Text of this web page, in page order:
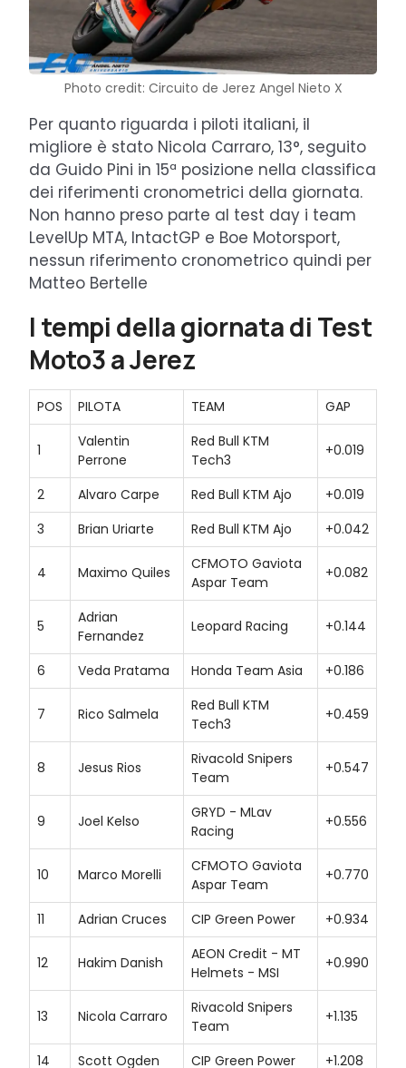
Photo credit: Circuito de Jerez Angel Nieto X
Per quanto riguarda i piloti italiani, il
migliore è stato Nicola Carraro, 13°, seguito
da Guido Pini in 15ª posizione nella classifica
dei riferimenti cronometrici della giornata.
Non hanno preso parte al test day i team
LevelUp MTA, IntactGP e Boe Motorsport,
nessun riferimento cronometrico quindi per
Matteo Bertelle
I tempi della giornata di Test
Moto3 a Jerez
POS PILOTA TEAM GAP
1
Valentin
Perrone
Red Bull KTM
Tech3
+0.019
2 Alvaro Carpe Red Bull KTM Ajo
+0.019
3
Brian Uriarte Red Bull KTM Ajo +0.042
4 Maximo Quiles
CFMOTO Gaviota
Aspar Team
+0.082
5
Adrian
Fernandez
Leopard Racing +0.144
6 Veda Pratama Honda Team Asia +0.186
7 Rico Salmela
Red Bull KTM
Tech3
+0.459
8 Jesus Rios
Rivacold Snipers
Team
+0.547
9 Joel Kelso
GRYD - MLav
Racing
+0.556
10 Marco Morelli
CFMOTO Gaviota
Aspar Team
+0.770
11 Adrian Cruces CIP Green Power +0.934
12 Hakim Danish
AEON Credit - MT
Helmets - MSI
+0.990
13 Nicola Carraro
Rivacold Snipers
Team
+1.135
14 Scott Ogden CIP Green Power
+1.208